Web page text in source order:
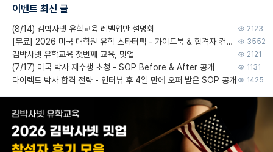
이벤트 최신 글
(8/14) 김박사넷 유학교육 레벨업반 설명회 2123
[무료] 2026 미국 대학원 유학 스타터팩 - 가이드북 & 합격자 컨택메일 템플릿 3552
김박사넷 유학교육 첫번째 교육, 밋업 2121
(7/17) 미국 박사 재수생 초청 - SOP Before & After 공개 1131
다이렉트 박사 합격 전략 - 인터뷰 후 4일 만에 오퍼 받은 SOP 공개 1425